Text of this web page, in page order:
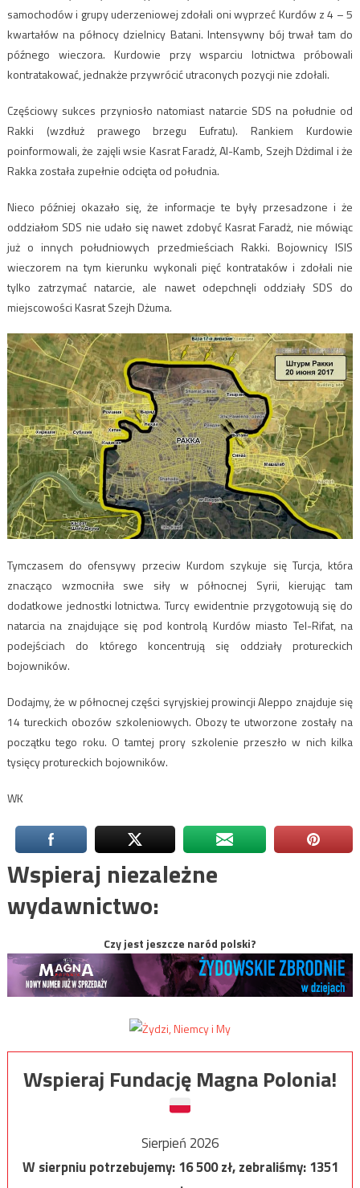
samochodów i grupy uderzeniowej zdołali oni wyprzeć Kurdów z 4 – 5
kwartałów na północy dzielnicy Batani. Intensywny bój trwał tam do
późnego wieczora. Kurdowie przy wsparciu lotnictwa próbowali
kontratakować, jednakże przywrócić utraconych pozycji nie zdołali.
Częściowy sukces przyniosło natomiast natarcie SDS na południe od
Rakki (wzdłuż prawego brzegu Eufratu). Rankiem Kurdowie
poinformowali, że zajęli wsie Kasrat Faradż, Al-Kamb, Szejh Dżdimal i że
Rakka została zupełnie odcięta od południa.
Nieco później okazało się, że informacje te były przesadzone i że
oddziałom SDS nie udało się nawet zdobyć Kasrat Faradż, nie mówiąc
już o innych południowych przedmieściach Rakki. Bojownicy ISIS
wieczorem na tym kierunku wykonali pięć kontrataków i zdołali nie
tylko zatrzymać natarcie, ale nawet odepchnęli oddziały SDS do
miejscowości Kasrat Szejh Dżuma.
Tymczasem do ofensywy przeciw Kurdom szykuje się Turcja, która
znacząco wzmocniła swe siły w północnej Syrii, kierując tam
dodatkowe jednostki lotnictwa. Turcy ewidentnie przygotowują się do
natarcia na znajdujące się pod kontrolą Kurdów miasto Tel-Rifat, na
podejściach do którego koncentrują się oddziały protureckich
bojowników.
Dodajmy, że w północnej części syryjskiej prowincji Aleppo znajduje się
14 tureckich obozów szkoleniowych. Obozy te utworzone zostały na
początku tego roku. O tamtej prory szkolenie przeszło w nich kilka
tysięcy protureckich bojowników.
WK
Wspieraj niezależne
wydawnictwo:
Czy jest jeszcze naród polski?
Wspieraj Fundację Magna Polonia!
Sierpień 2026
W sierpniu potrzebujemy:16 500zł, zebraliśmy:1351